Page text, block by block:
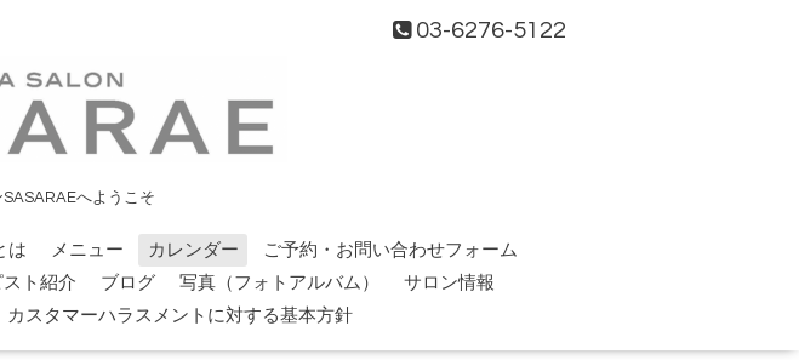
03-6276-5122
へようこそ
は メニュー カレンダー
ご予約・お問い合わせフォーム
スト紹介 ブログ 写真（フォトアルバム）
サロン情報
カスタマーハラスメントに対する基本方針